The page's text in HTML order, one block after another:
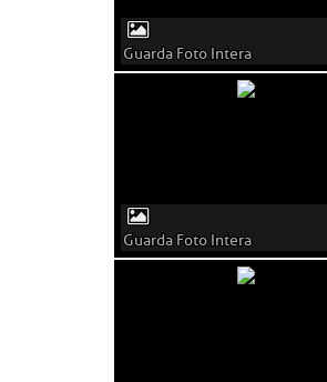
Guarda Foto Intera
Guarda Foto Intera